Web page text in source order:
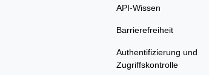
API-Wissen
Barrierefreiheit
Authentifizierung und
Zugriffskontrolle